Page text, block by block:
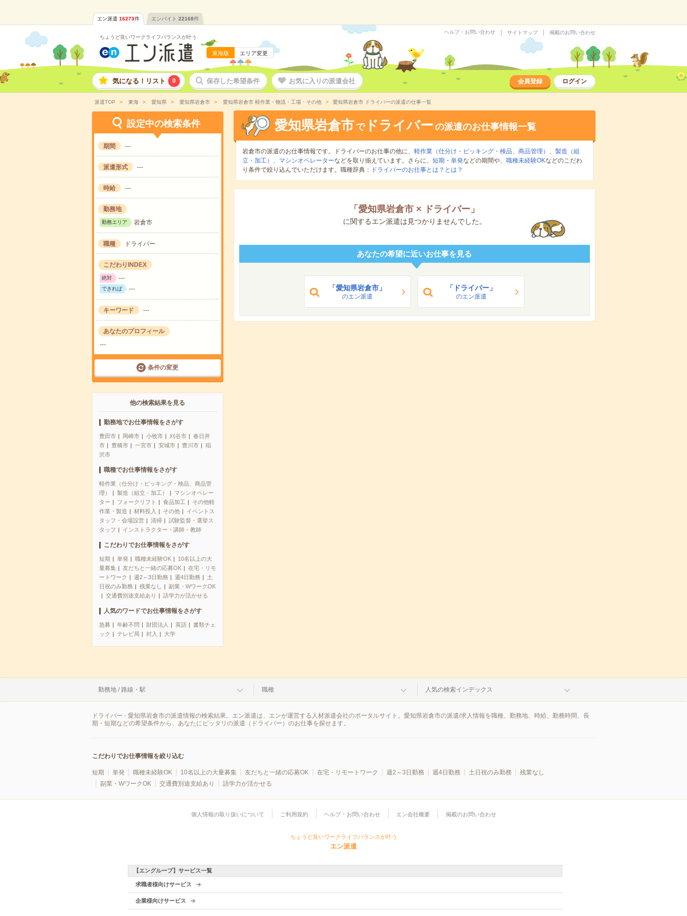
エン派遣 16273件 エンバイト 22168件
ちょうど良いワークライフバランスが叶う
東海版 エリア変更
ヘルプ・お問い合わせ サイトマップ 掲載のお問い合わせ
気になる！リスト 0 保存した希望条件 お気に入りの派遣会社 会員登録 ログイン
派遣TOP 東海 愛知県 愛知県岩倉市 愛知県岩倉市 軽作業・物流・工場・その他 愛知県岩倉市 ドライバーの派遣の仕事一覧
設定中の検索条件
期間 ---
派遣形式 ---
時給 ---
勤務地
勤務エリア 岩倉市
職種 ドライバー
こだわりINDEX
絶対 ---
できれば ---
キーワード ---
あなたのプロフィール
---
条件の変更
他の検索結果を見る
勤務地でお仕事情報をさがす
豊田市 岡崎市 小牧市 刈谷市
春日井
市
豊橋市 一宮市 安城市 豊川市
稲
沢市
職種でお仕事情報をさがす
軽作業（仕分け・ピッキング・検品、商品管
理）
製造（組立・加工）
マシンオペレー
ター
フォークリフト 食品加工
その他軽
作業・製造
材料投入 その他
イベントス
タッフ・会場設営
清掃
試験監督・選挙ス
タッフ
インストラクター・講師・教師
こだわりでお仕事情報をさがす
短期 単発 職種未経験OK
10名以上の大
量募集
友だちと一緒の応募OK
在宅・リモ
ートワーク
週2～3日勤務 週4日勤務
土
日祝のみ勤務
残業なし
副業・WワークOK
交通費別途支給あり
語学力が活かせる
人気のワードでお仕事情報をさがす
急募 年齢不問 財団法人 英語
書類チェ
ック
テレビ局 封入 大学
愛知県岩倉市 でドライバー の派遣のお仕事情報一覧
岩倉市の派遣のお仕事情報です。ドライバーのお仕事の他に、 軽作業（仕分け・ピッキング・検品、商品管理） 、 製造（組
立・加工） 、 マシンオペレーターなどを取り揃えています。さらに、 短期 ・ 単発などの期間や、 職種未経験OKなどのこだわ
り条件で絞り込んでいただけます。職種辞典：
ドライバーのお仕事とは？とは？
「 愛知県岩倉市 × ドライバー 」
に関するエン派遣は見つかりませんでした。
あなたの希望に近いお仕事を見る
「愛知県岩倉市」
のエン派遣
「ドライバー」
のエン派遣
勤務地 / 路線・駅 職種 人気の検索インデックス
ドライバー - 愛知県岩倉市の派遣情報の検索結果。エン派遣は、エンが運営する人材派遣会社のポータルサイト。愛知県岩倉市の派遣/求人情報を職種、勤務地、時給、勤務時間、長
期・短期などの希望条件から、あなたにピッタリの派遣（ドライバー）のお仕事を探せます。
こだわりでお仕事情報を絞り込む
短期 単発 職種未経験OK 10名以上の大量募集 友だちと一緒の応募OK 在宅・リモートワーク 週2～3日勤務 週4日勤務 土日祝のみ勤務
残業なし
副業・WワークOK
交通費別途支給あり 語学力が活かせる
個人情報の取り扱いについて ご利用規約 ヘルプ・お問い合わせ エン会社概要 掲載のお問い合わせ
ちょうど良いワークライフバランスが叶う
エン派遣
【エングループ】サービス一覧
求職者様向けサービス
企業様向けサービス